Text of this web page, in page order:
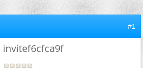
#1
invitef6cfca9f